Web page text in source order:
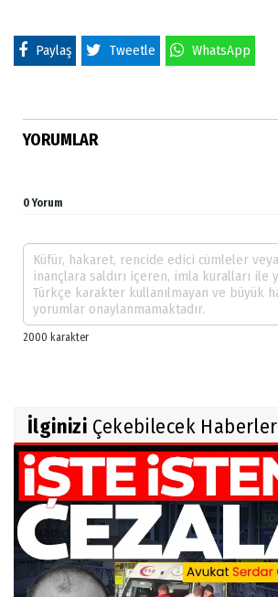
Paylaş Tweetle WhatsApp
YORUMLAR
0 Yorum
İlginizi Çekebilecek Haberler